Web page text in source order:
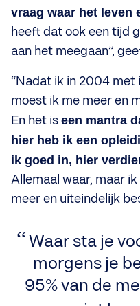
vraag waar het leven
heeft dat ook een tijd
aan het meegaan”,
“Nadat ik in 2004
moest ik me meer en
En het is een mantra
hier heb ik een
ik goed in, hier
Allemaal waar, maar
meer en uiteindelijk
Waar sta je
morgens je
95% van de